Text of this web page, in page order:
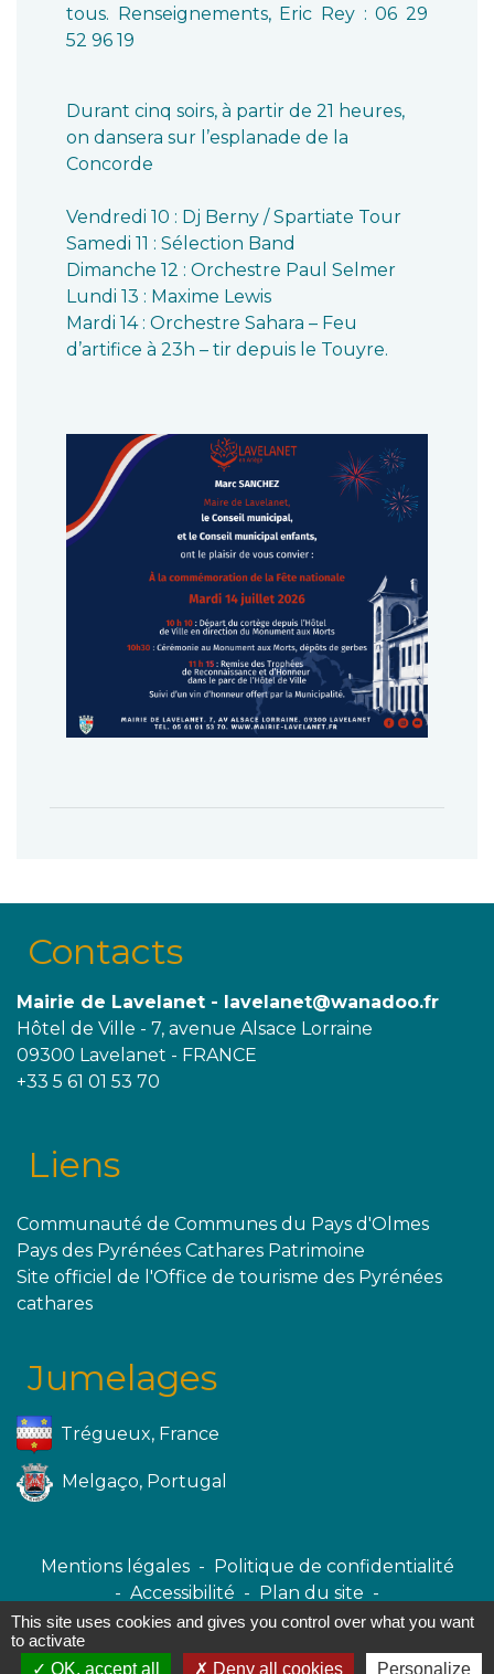
tous. Renseignements, Eric Rey : 06 29
52 96 19
Durant cinq soirs, à partir de 21 heures,
on dansera sur l’esplanade de la
Concorde
Vendredi 10 : Dj Berny / Spartiate Tour
Samedi 11 : Sélection Band
Dimanche 12 : Orchestre Paul Selmer
Lundi 13 : Maxime Lewis
Mardi 14 : Orchestre Sahara – Feu
d’artifice à 23h – tir depuis le Touyre.
Contacts
Mairie de Lavelanet - lavelanet@wanadoo.fr
Hôtel de Ville - 7, avenue Alsace Lorraine
09300 Lavelanet - FRANCE
+33 5 61 01 53 70
Liens
Communauté de Communes du Pays d'Olmes
Pays des Pyrénées Cathares Patrimoine
Site officiel de l'Office de tourisme des Pyrénées
cathares
Jumelages
Trégueux, France
Melgaço, Portugal
Mentions légales - Politique de confidentialité
- Accessibilité - Plan du site -
Gestion des cookies
This site uses cookies and gives you control over what you want
to activate
OK, accept all
Deny all cookies Personalize